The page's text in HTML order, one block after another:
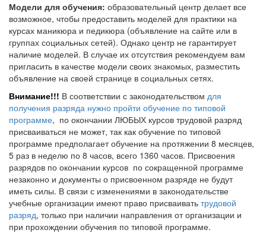
Модели для обучения: образовательный центр делает все
возможное, чтобы предоставить моделей для практики на
курсах маникюра и педикюра (объявление на сайте или в
группах социальных сетей). Однако центр не гарантирует
наличие моделей. В случае их отсутствия рекомендуем вам
пригласить в качестве модели своих знакомых, разместить
объявление на своей странице в социальных сетях.
Внимание!!! В соответствии с законодательством для
получения разряда нужно пройти обучение по типовой
программе, по окончании ЛЮБЫХ курсов трудовой разряд
присваиваться не может, так как обучение по типовой
программе предполагает обучение на протяжении 8 месяцев,
5 раз в неделю по 8 часов, всего 1360 часов. Присвоения
разрядов по окончании курсов по сокращенной программе
незаконно и документы о присвоенном разряде не будут
иметь силы. В связи с изменениями в законодательстве
учебные организации имеют право присваивать трудовой
разряд, только при наличии направления от организации и
при прохождении обучения по типовой программе.